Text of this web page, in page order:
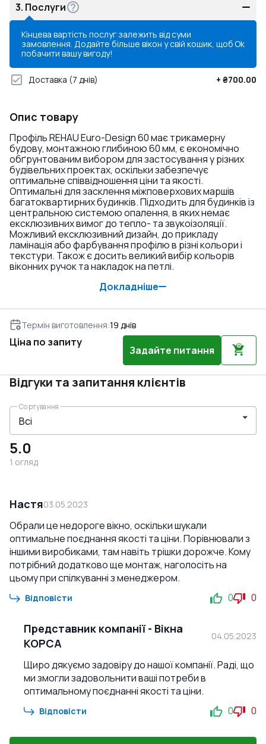
3. Послуги
Кінцева вартість послуг залежить від суми
замовлення. Додайте більше вікон у свій кошик, щоб
побачити вашу вигоду!
Ok
Доставка (7 днів) + ₴700.00
Опис товару
Профіль REHAU Euro-Design 60 має трикамерну
будову, монтажною глибиною 60 мм, є економічно
обґрунтованим вибором для застосування у різних
будівельних проектах, оскільки забезпечує
оптимальне співвідношення ціни та якості.
Оптимальні для засклення міжповерхових маршів
багатоквартирних будинків. Підходить для будинків із
центральною системою опалення, в яких немає
ексклюзивних вимог до тепло- та звукоізоляції.
Можливий ексклюзивний дизайн, до прикладу
ламінація або фарбування профілю в різні кольори і
текстури. Також є досить великий вибір кольорів
віконних ручок та накладок на петлі.
Докладніше
Термін виготовлення:19 днів
Ціна по запиту
Задайте питання
Відгуки та запитання клієнтів
5.0
1 огляд
Сортування
Настя03.05.2023
Обрали це недороге вікно, оскільки шукали
оптимальне поєднання якості та ціни. Порівнювали з
іншими виробиками, там навіть трішки дорожче. Кому
потрібний додатково ще монтаж, наголосіть на
цьому при спілкуванні з менеджером.
Відповісти 0 0
Представник компанії - Вікна
КОРСА
04.05.2023
Щиро дякуємо задовіру до нашої компанії. Раді, що
ми змогли задовольнити ваші потреби в
оптимальному поєднанні якості та ціни.
Відповісти 0 0